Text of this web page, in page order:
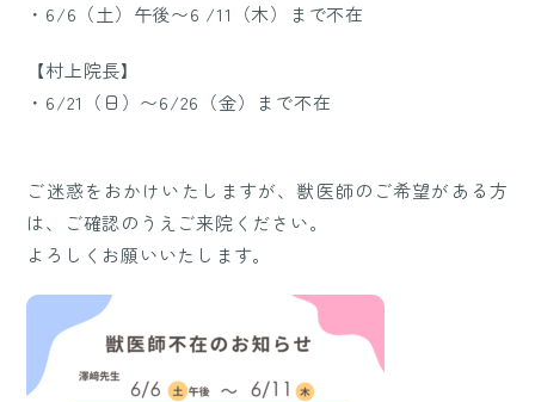
・6/6（土）午後〜6 /11（木）まで不在
【村上院長】
・6/21（日）〜6/26（金）まで不在
ご迷惑をおかけいたしますが、獣医師のご希望がある方
は、ご確認のうえご来院ください。
よろしくお願いいたします。